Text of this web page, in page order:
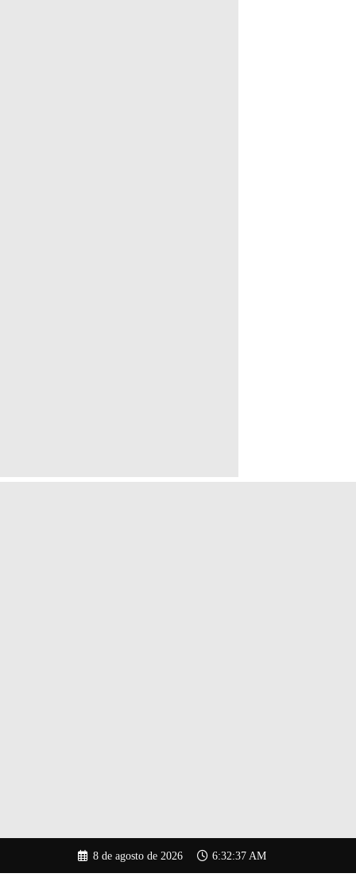
o
8 de agosto de 2026 6:32:38 AM